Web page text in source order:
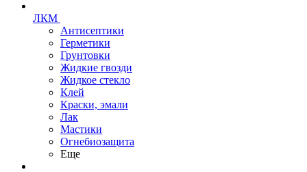
ЛКМ
Антисептики
Герметики
Грунтовки
Жидкие гвозди
Жидкое стекло
Клей
Краски, эмали
Лак
Мастики
Огнебиозащита
Еще